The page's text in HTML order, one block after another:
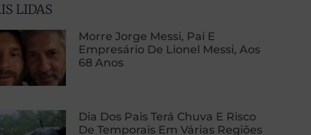
LIDAS
Morre Jorge Messi, Pai E
Empresário De Lionel Messi, Aos
68 Anos
Dia Dos Pais Terá Chuva E Risco
De Temporais Em Várias Regiões